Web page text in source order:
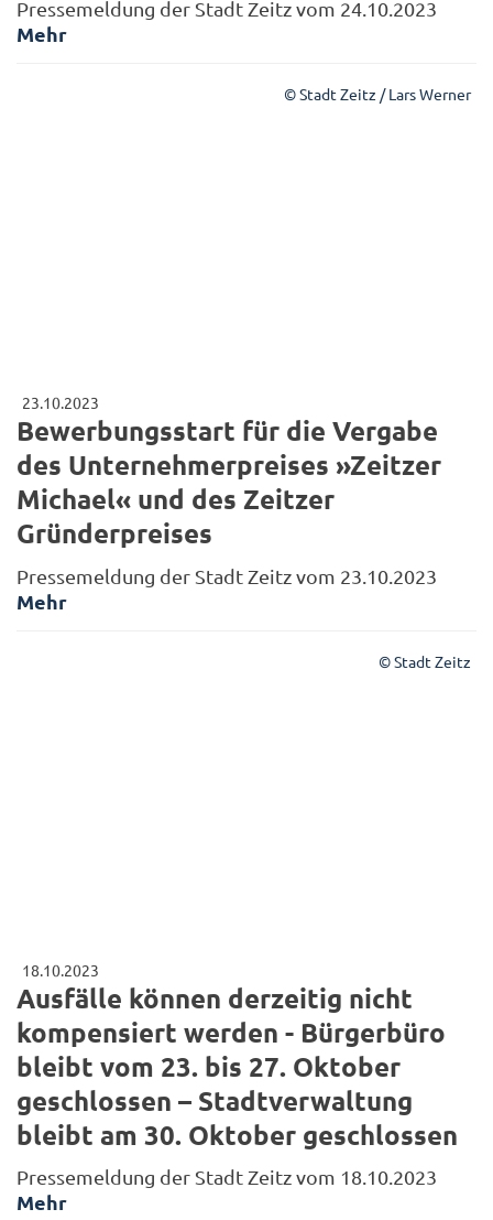
Pressemeldung der Stadt Zeitz vom 24.10.2023
Mehr
© Stadt Zeitz / Lars Werner
23.10.2023
Bewerbungsstart für die Vergabe
des Unternehmerpreises »Zeitzer
Michael« und des Zeitzer
Gründerpreises
Pressemeldung der Stadt Zeitz vom 23.10.2023
Mehr
© Stadt Zeitz
18.10.2023
Ausfälle können derzeitig nicht
kompensiert werden - Bürgerbüro
bleibt vom 23. bis 27. Oktober
geschlossen – Stadtverwaltung
bleibt am 30. Oktober geschlossen
Pressemeldung der Stadt Zeitz vom 18.10.2023
Mehr